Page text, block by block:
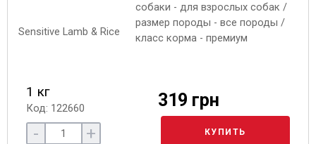
собаки - для взрослых собак /
размер породы - все породы /
класс корма - премиум
1 кг
Код: 122660 319 грн
- + КУПИТЬ